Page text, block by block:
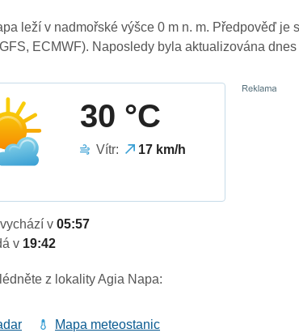
leží v nadmořské výšce 0 m n. m. Předpověď je
ECMWF). Naposledy byla aktualizována dnes
30 °C
Vítr: 17 km/h
v05:57
v 19:42
z lokality Agia Napa:
Mapa meteostanic